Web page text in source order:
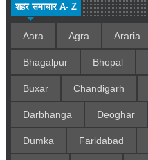
शहर समाचार A- Z
Aara Agra Araria
Bhagalpur Bhopal
Buxar Chandigarh
Darbhanga Deoghar
Dumka Faridabad